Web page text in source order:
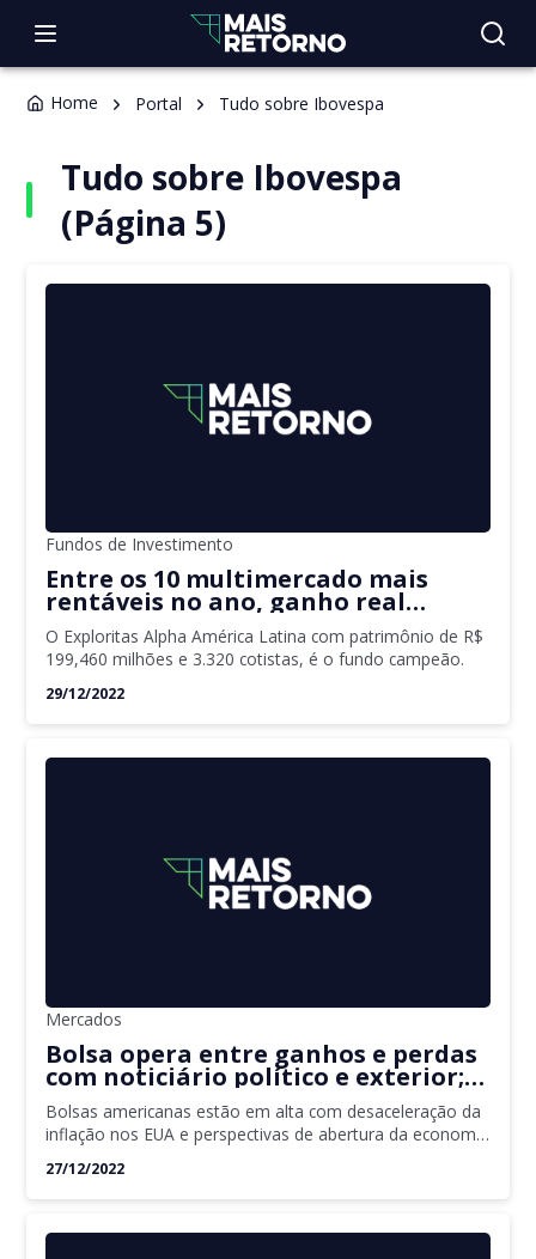
Home Portal Tudo sobre Ibovespa
Tudo sobre Ibovespa
(Página 5)
Fundos de Investimento
Entre os 10 multimercado mais
rentáveis no ano, ganho real
supera 36%
O Exploritas Alpha América Latina com patrimônio de R$
199,460 milhões e 3.320 cotistas, é o fundo campeão.
29/12/2022
Mercados
Bolsa opera entre ganhos e perdas
com noticiário político e exterior;
dólar em alta
Bolsas americanas estão em alta com desaceleração da
inflação nos EUA e perspectivas de abertura da economia
27/12/2022